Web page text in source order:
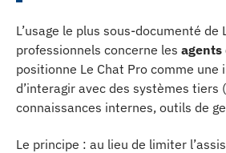
L’usage le plus sous-documenté de
professionnels concerne les
positionne Le Chat Pro comme une
d’interagir avec des systèmes tiers
connaissances internes, outils de
Le principe : au lieu de limiter